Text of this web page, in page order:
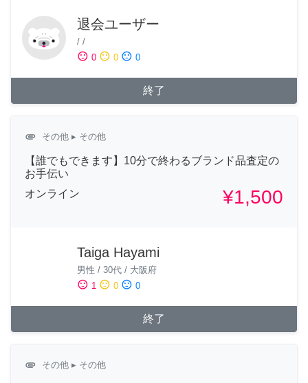
退会ユーザー
/ /
sentiment_satisfied 0 sentiment_neutral 0 sentiment_dissatisfied 0
終了
attachment その他 ▸ その他
【誰でもできます】10分で終わるブランド品査定の
お手伝い
オンライン
¥1,500
Taiga Hayami
男性 / 30代 / 大阪府
sentiment_satisfied 1 sentiment_neutral 0 sentiment_dissatisfied 0
終了
attachment その他 ▸ その他